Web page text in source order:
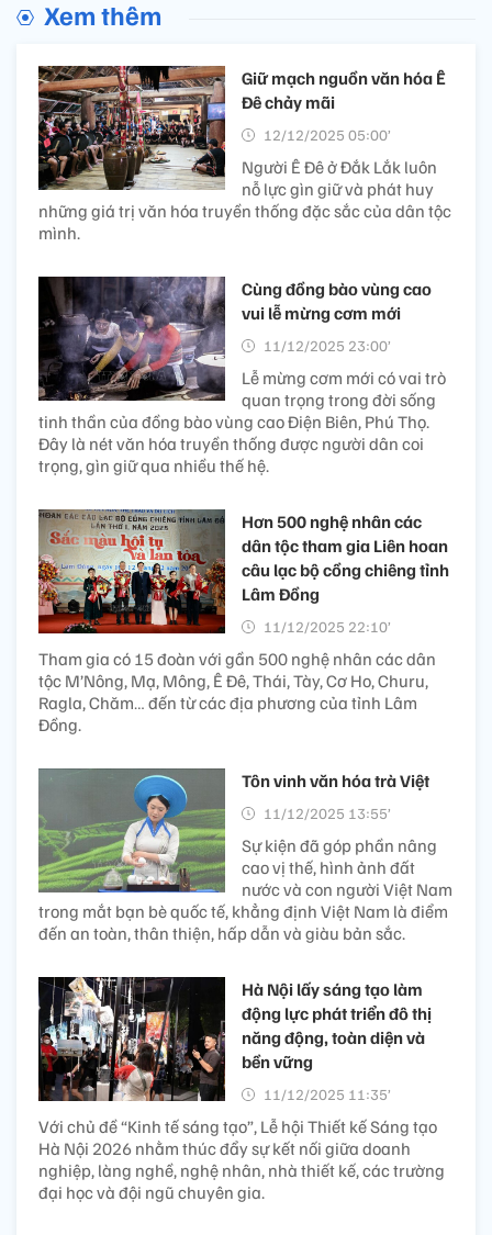
Xem thêm
Giữ mạch nguồn văn hóa Ê
Đê chảy mãi
12/12/2025 05:00’
Người Ê Đê ở Đắk Lắk luôn
nỗ lực gìn giữ và phát huy
những giá trị văn hóa truyền thống đặc sắc của dân tộc
mình.
Cùng đồng bào vùng cao
vui lễ mừng cơm mới
11/12/2025 23:00’
Lễ mừng cơm mới có vai trò
quan trọng trong đời sống
tinh thần của đồng bào vùng cao Điện Biên, Phú Thọ.
Đây là nét văn hóa truyền thống được người dân coi
trọng, gìn giữ qua nhiều thế hệ.
Hơn 500 nghệ nhân các
dân tộc tham gia Liên hoan
câu lạc bộ cồng chiêng tỉnh
Lâm Đồng
11/12/2025 22:10’
Tham gia có 15 đoàn với gần 500 nghệ nhân các dân
tộc M’Nông, Mạ, Mông, Ê Đê, Thái, Tày, Cơ Ho, Churu,
Ragla, Chăm… đến từ các địa phương của tỉnh Lâm
Đồng.
Tôn vinh văn hóa trà Việt
11/12/2025 13:55’
Sự kiện đã góp phần nâng
cao vị thế, hình ảnh đất
nước và con người Việt Nam
trong mắt bạn bè quốc tế, khẳng định Việt Nam là điểm
đến an toàn, thân thiện, hấp dẫn và giàu bản sắc.
Hà Nội lấy sáng tạo làm
động lực phát triển đô thị
năng động, toàn diện và
bền vững
11/12/2025 11:35’
Với chủ đề “Kinh tế sáng tạo”, Lễ hội Thiết kế Sáng tạo
Hà Nội 2026 nhằm thúc đẩy sự kết nối giữa doanh
nghiệp, làng nghề, nghệ nhân, nhà thiết kế, các trường
đại học và đội ngũ chuyên gia.